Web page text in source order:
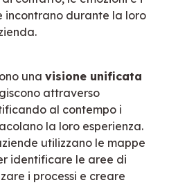
incontrano durante la loro
una visione unificata
attraverso
al contempo i
la loro esperienza.
utilizzano le mappe
identificare le aree di
i processi e creare